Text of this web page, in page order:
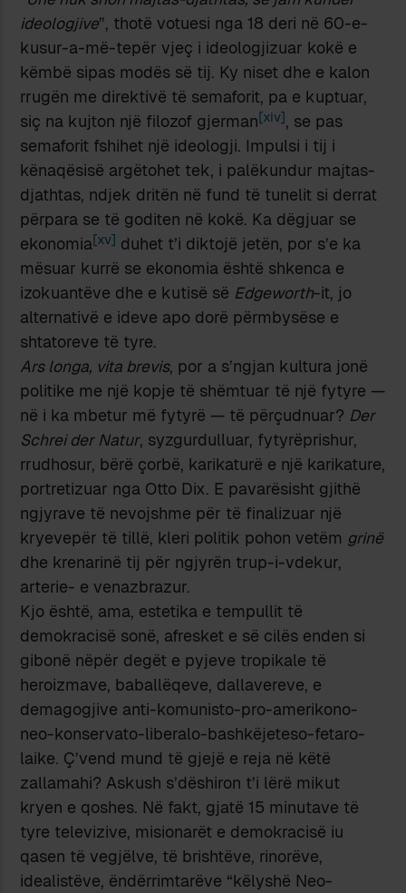
ideologjive”, thotë votuesi nga 18 deri në 60-e-
kusur-a-më-tepër vjeç i ideologjizuar kokë e
këmbë sipas modës së tij. Ky niset dhe e kalon
rrugën me direktivë të semaforit, pa e kuptuar,
siç na kujton një filozof gjerman[xiv], se pas
semaforit fshihet një ideologji. Impulsi i tij i
kënaqësisë argëtohet tek, i palëkundur majtas-
djathtas, ndjek dritën në fund të tunelit si derrat
përpara se të goditen në kokë. Ka dëgjuar se
ekonomia[xv] duhet t’i diktojë jetën, por s’e ka
mësuar kurrë se ekonomia është shkenca e
izokuantëve dhe e kutisë së Edgeworth-it, jo
alternativë e ideve apo dorë përmbysëse e
shtatoreve të tyre.
Ars longa, vita brevis, por a s’ngjan kultura jonë
politike me një kopje të shëmtuar të një fytyre —
në i ka mbetur më fytyrë — të përçudnuar? Der
Schrei der Natur, syzgurdulluar, fytyrëprishur,
rrudhosur, bërë çorbë, karikaturë e një karikature,
portretizuar nga Otto Dix. E pavarësisht gjithë
ngjyrave të nevojshme për të finalizuar një
kryevepër të tillë, kleri politik pohon vetëm grinë
dhe krenarinë tij për ngjyrën trup-i-vdekur,
arterie- e venazbrazur.
Kjo është, ama, estetika e tempullit të
demokracisë sonë, afresket e së cilës enden si
gibonë nëpër degët e pyjeve tropikale të
heroizmave, baballëqeve, dallavereve, e
demagogjive anti-komunisto-pro-amerikono-
neo-konservato-liberalo-bashkëjeteso-fetaro-
laike. Ç’vend mund të gjejë e reja në këtë
zallamahi? Askush s’dëshiron t’i lërë mikut
kryen e qoshes. Në fakt, gjatë 15 minutave të
tyre televizive, misionarët e demokracisë iu
qasen të vegjëlve, të brishtëve, rinorëve,
idealistëve, ëndërrimtarëve “këlyshë Neo-